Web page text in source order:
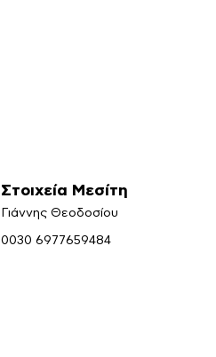
Στοιχεία Μεσίτη
Γιάννης Θεοδοσίου
0030 6977659484